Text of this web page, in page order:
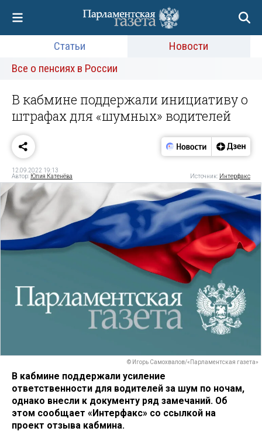
Статьи
Новости
Все о пенсиях в России
В кабмине поддержали инициативу о
штрафах для «шумных» водителей
12.09.2022 19:13
Автор: Юлия Катенёва Источник: Интерфакс
© Игорь Самохвалов/«Парламентская газета»
В кабмине поддержали усиление
ответственности для водителей за шум по ночам,
однако внесли к документу ряд замечаний. Об
этом сообщает «Интерфакс» со ссылкой на
проект отзыва кабмина.